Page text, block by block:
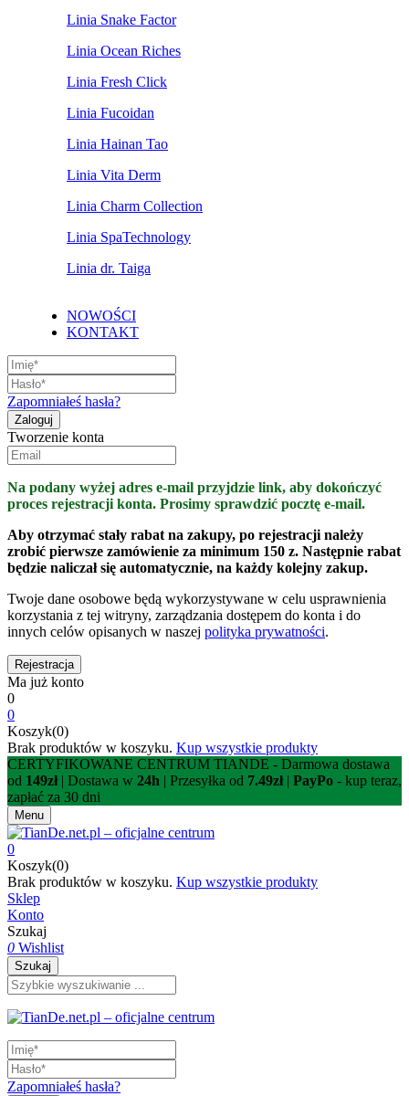
Linia Snake Factor
Linia Ocean Riches
Linia Fresh Click
Linia Fucoidan
Linia Hainan Tao
Linia Vita Derm
Linia Charm Collection
Linia SpaTechnology
Linia dr. Taiga
NOWOŚCI
KONTAKT
Zapomniałeś hasła?
Tworzenie konta
Na podany wyżej adres e-mail przyjdzie link, aby dokończyć
proces rejestracji konta. Prosimy sprawdzić pocztę e-mail.
Aby otrzymać stały rabat na zakupy, po rejestracji należy
zrobić pierwsze zamówienie za minimum 150 z. Następnie rabat
będzie naliczał się automatycznie, na każdy kolejny zakup.
Twoje dane osobowe będą wykorzystywane w celu usprawnienia
korzystania z tej witryny, zarządzania dostępem do konta i do
innych celów opisanych w naszej polityka prywatności.
Ma już konto
0
0
Koszyk(0)
Brak produktów w koszyku. Kup wszystkie produkty
CERTYFIKOWANE CENTRUM TIANDE - Darmowa dostawa
od 149zł| Dostawa w 24h | Przesyłka od 7.49zł| PayPo - kup teraz,
zapłać za 30 dni
Menu
0
Koszyk(0)
Brak produktów w koszyku. Kup wszystkie produkty
Sklep
Konto
Szukaj
0 Wishlist
Szukaj
Zapomniałeś hasła?